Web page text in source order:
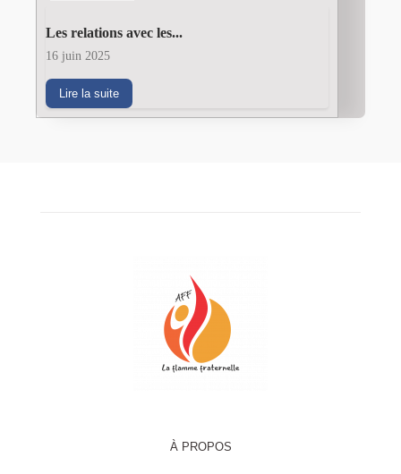
Les relations avec les...
16 juin 2025
Lire la suite
À PROPOS